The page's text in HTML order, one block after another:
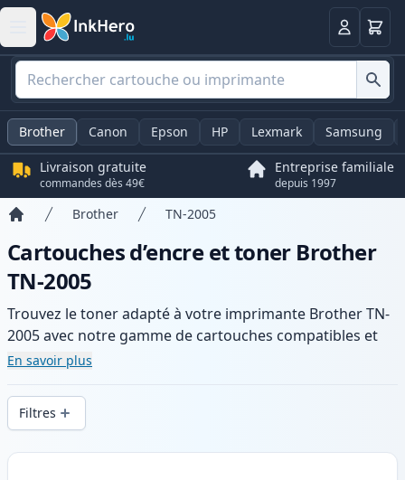
Panier
Brother Canon Epson HP Lexmark Samsung
Livraison gratuite
commandes dès 49€
Entreprise familiale
depuis 1997
Brother TN-2005
Cartouches d’encre et toner Brother
TN-2005
Trouvez le toner adapté à votre imprimante Brother TN-
2005 avec notre gamme de cartouches compatibles et
haute capacité. Profitez d’une qualité d’impression
en .
En savoir plus
Filtres
Produits